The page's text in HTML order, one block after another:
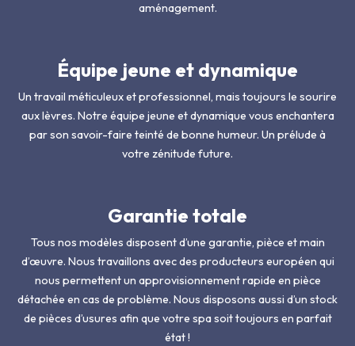
aménagement.
Équipe jeune et dynamique
Un travail méticuleux et professionnel, mais toujours le sourire
aux lèvres. Notre équipe jeune et dynamique vous enchantera
par son savoir-faire teinté de bonne humeur. Un prélude à
votre zénitude future.
Garantie totale
Tous nos modèles disposent d’une garantie, pièce et main
d’œuvre. Nous travaillons avec des producteurs européen qui
nous permettent un approvisionnement rapide en pièce
détachée en cas de problème. Nous disposons aussi d’un stock
de pièces d’usures afin que votre spa soit toujours en parfait
état !